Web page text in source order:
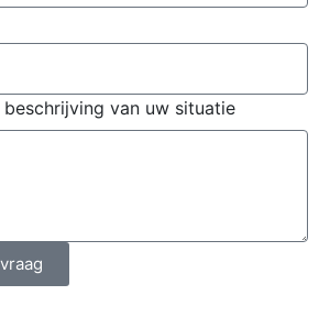
van uw situatie